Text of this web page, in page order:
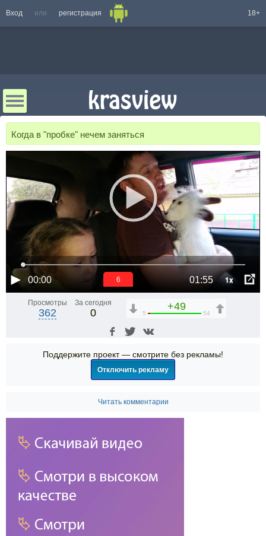
Вход или регистрация 18+
Когда в "пробке" нечем заняться
00:00 01:55 1x
5
Просмотры
362
За сегодня
0
+49
5 54
Поддержите проект — смотрите без рекламы!
Отключить рекламу
Читать комментарии